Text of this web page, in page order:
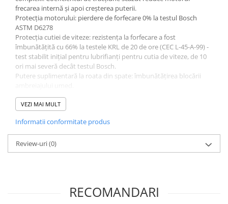
frecarea internă și apoi creșterea puterii.
Protecția motorului: pierdere de forfecare 0% la testul Bosch
ASTM D6278
Protecția cutiei de viteze: rezistența la forfecare a fost
îmbunătățită cu 66% la testele KRL de 20 de ore (CEC L-45-A-99) -
test stabilit inițial pentru lubrifianți pentru cutia de viteze, de 10
ori mai severă decât testul Bosch.
Putere suplimentară la roata din spate: îmbunătățirea blocării
Creștere mai bună a vitezei, răspuns mai bun al motorului, putere
maximă a motorului.
VEZI MAI MULT
Informatii conformitate produs
Review-uri(0)
RECOMANDARI